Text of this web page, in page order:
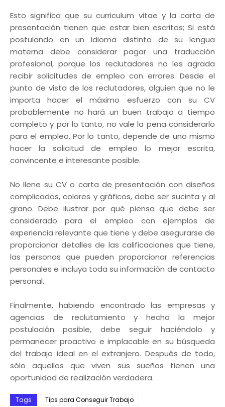
Esto significa que su curriculum vitae y la carta de
presentación tienen que estar bien escritos; Si está
postulando en un idioma distinto de su lengua
materna debe considerar pagar una traducción
profesional, porque los reclutadores no les agrada
recibir solicitudes de empleo con errores. Desde el
punto de vista de los reclutadores, alguien que no le
importa hacer el máximo esfuerzo con su CV
probablemente no hará un buen trabajo a tiempo
completo y por lo tanto, no vale la pena considerarlo
para el empleo. Por lo tanto, depende de uno mismo
hacer la solicitud de empleo lo mejor escrita,
convincente e interesante posible.
No llene su CV o carta de presentación con diseños
complicados, colores y gráficos, debe ser sucinta y al
grano. Debe ilustrar por qué piensa que debe ser
considerado para el empleo con ejemplos de
experiencia relevante que tiene y debe asegurarse de
proporcionar detalles de las calificaciones que tiene,
las personas que pueden proporcionar referencias
personales e incluya toda su información de contacto
personal.
Finalmente, habiendo encontrado las empresas y
agencias de reclutamiento y hecho la mejor
postulación posible, debe seguir haciéndolo y
permanecer proactivo e implacable en su búsqueda
del trabajo ideal en el extranjero. Después de todo,
sólo aquellos que viven sus sueños tienen una
oportunidad de realización verdadera.
Tags Tips para Conseguir Trabajo